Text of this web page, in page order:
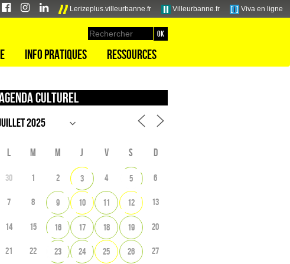
Lerizeplus.villeurbanne.fr Villeurbanne.fr Viva en ligne
Info pratiques Ressources
culturel
L M M J V S D
30 1 2 3 4 5 6
7 8 9 10 11 12 13
14 15 16 17 18 19 20
21 22 23 24 25 26 27